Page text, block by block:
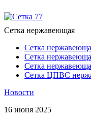
Сетка нержавеющая
Сетка
Сетка
Сетка
Сетка ЦПВС
Новости
16 июня 2025